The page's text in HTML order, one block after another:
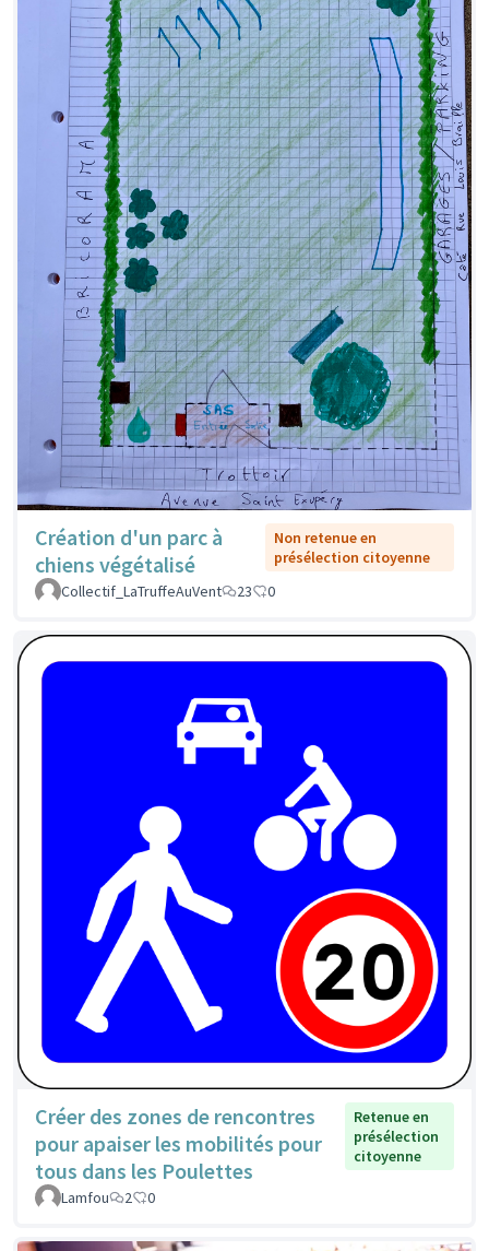
Création d'un parc à
chiens végétalisé
Non retenue en
présélection citoyenne
Collectif_LaTruffeAuVent
23 0
Créer des zones de rencontres
pour apaiser les mobilités pour
tous dans les Poulettes
Retenue en
présélection
citoyenne
Lamfou 2 0